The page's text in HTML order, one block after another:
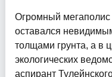
Огромный мегаполис
оставался
толщами грунта, а в
экологических
аспирант